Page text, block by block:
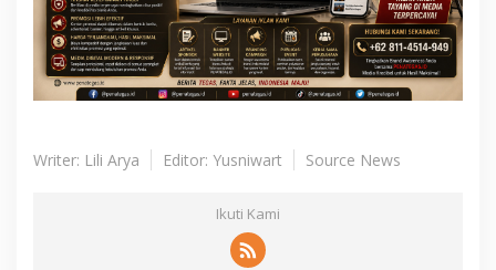
Writer: Lili Arya Editor: Yusniwart Source News
Ikuti Kami